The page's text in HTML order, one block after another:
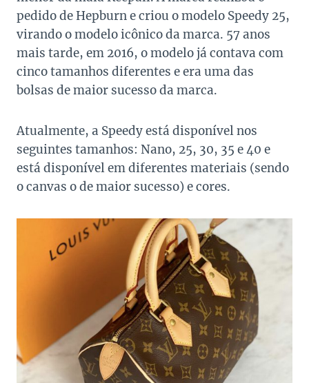
pedido de Hepburn e criou o modelo Speedy 25,
virando o modelo icônico da marca. 57 anos
mais tarde, em 2016, o modelo já contava com
cinco tamanhos diferentes e era uma das
bolsas de maior sucesso da marca.
Atualmente, a Speedy está disponível nos
seguintes tamanhos: Nano, 25, 30, 35 e 40 e
está disponível em diferentes materiais (sendo
o canvas o de maior sucesso) e cores.